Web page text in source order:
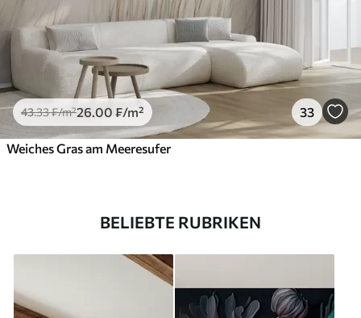
43.33₣/m²26 .00 ₣/m² 33
Weiches Gras am Meeresufer
BELIEBTE RUBRIKEN